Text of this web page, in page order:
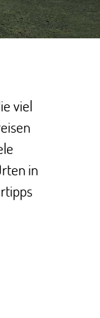
viel
in